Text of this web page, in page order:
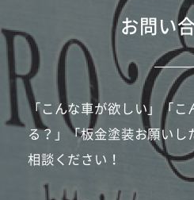
お問い
「こんな車が欲しい」「こ
る？」「板金塗装お願い
相談ください！